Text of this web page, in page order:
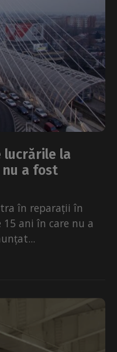
lucrările la
nu a fost
în reparații în
ani în care nu a